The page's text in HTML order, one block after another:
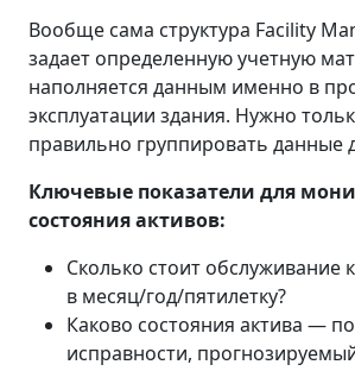
Вообще сама структура Facility
задает определенную учетную
наполняется данным именно в
эксплуатации здания. Нужно
правильно группировать данные
Ключевые показатели для
состояния активов:
Сколько стоит обслуживание
в месяц/год/пятилетку?
Каково состояния актива —
исправности,